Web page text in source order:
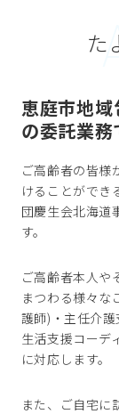
た
恵庭市地域
の委託業務
ご高齢者の皆様
けることができ
団慶生会北海道
す。
ご高齢者本人や
まつわる様々な
護師)・主任介
生活支援コーデ
に対応します。
また、ご自宅に